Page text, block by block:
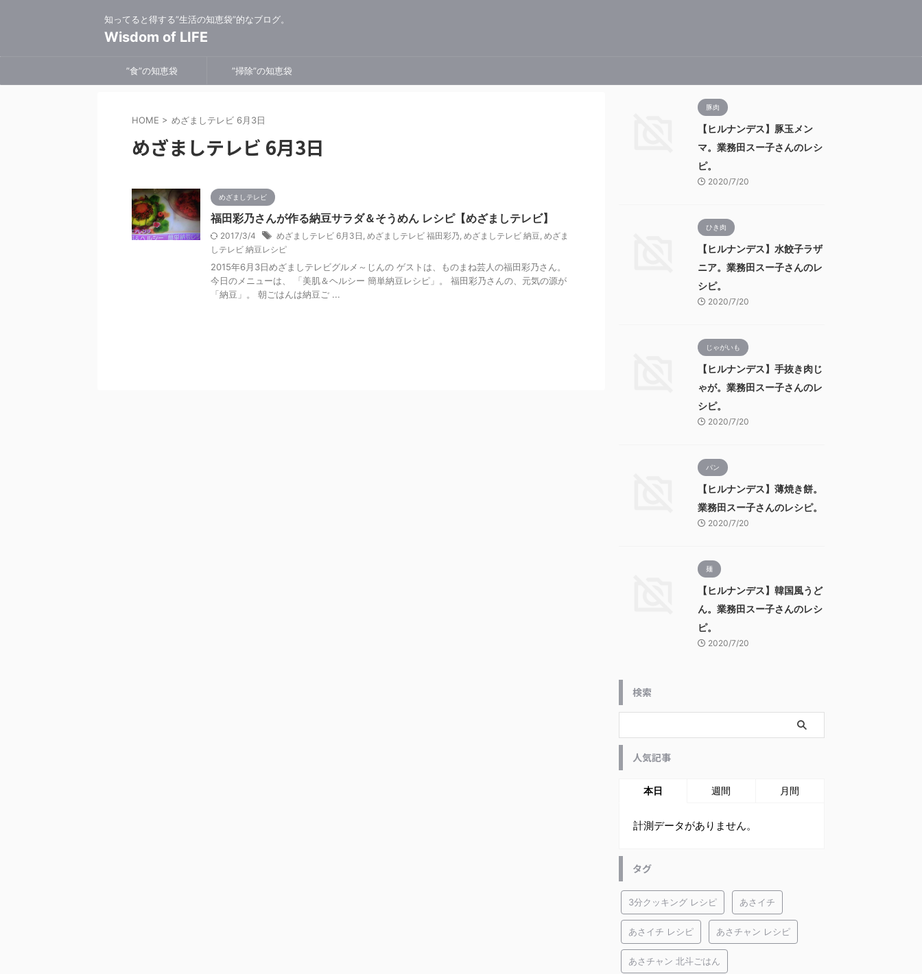
知ってると得する”生活の知恵袋”的なブログ。
Wisdom of LIFE
”食”の知恵袋 ”掃除”の知恵袋
HOME > めざましテレビ 6月3日
めざましテレビ 6月3日
めざましテレビ
福田彩乃さんが作る納豆サラダ＆そうめん レシピ【めざましテレビ】
2017/3/4 めざましテレビ 6月3日 , めざましテレビ 福田彩乃, めざましテレビ 納豆, めざま
しテレビ 納豆レシピ
2015年6月3日めざましテレビグルメ～じんの ゲストは、ものまね芸人の福田彩乃さん。
今日のメニューは、 「美肌＆ヘルシー 簡単納豆レシピ」。 福田彩乃さんの、元気の源が
「納豆」。 朝ごはんは納豆ご ...
豚肉
【ヒルナンデス】豚玉メン
マ。業務田スー子さんのレシ
ピ。
2020/7/20
ひき肉
【ヒルナンデス】水餃子ラザ
ニア。業務田スー子さんのレ
シピ。
2020/7/20
じゃがいも
【ヒルナンデス】手抜き肉じ
ゃが。業務田スー子さんのレ
シピ。
2020/7/20
パン
【ヒルナンデス】薄焼き餅。
業務田スー子さんのレシピ。
2020/7/20
麺
【ヒルナンデス】韓国風うど
ん。業務田スー子さんのレシ
ピ。
2020/7/20
検索
人気記事
本日 週間 月間
計測データがありません。
タグ
3分クッキング レシピ あさイチ
あさイチ レシピ あさチャン レシピ
あさチャン 北斗ごはん